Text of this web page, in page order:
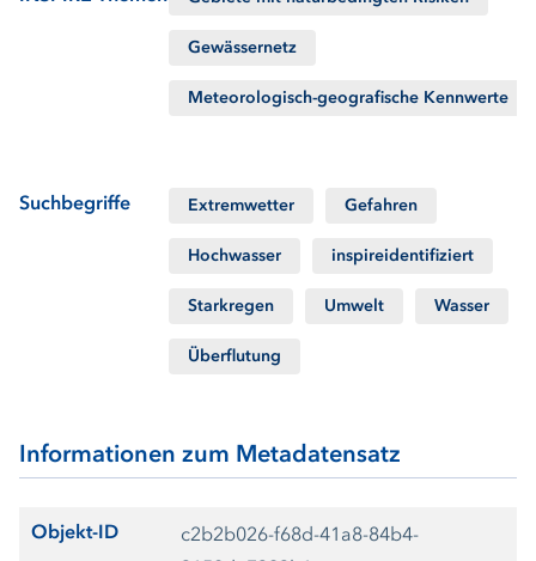
Gewässernetz
Meteorologisch-geografische Kennwerte
Suchbegriffe Extremwetter Gefahren
Hochwasser inspireidentifiziert
Starkregen Umwelt Wasser
Überflutung
Informationen zum Metadatensatz
Objekt-ID
c2b2b026-f68d-41a8-84b4-